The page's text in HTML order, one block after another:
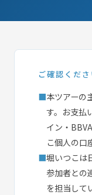
ご確認くださ
■本ツアーの
す。お支払
イン・
こ個人の口
■堀いつこは
参加者との
を担当して